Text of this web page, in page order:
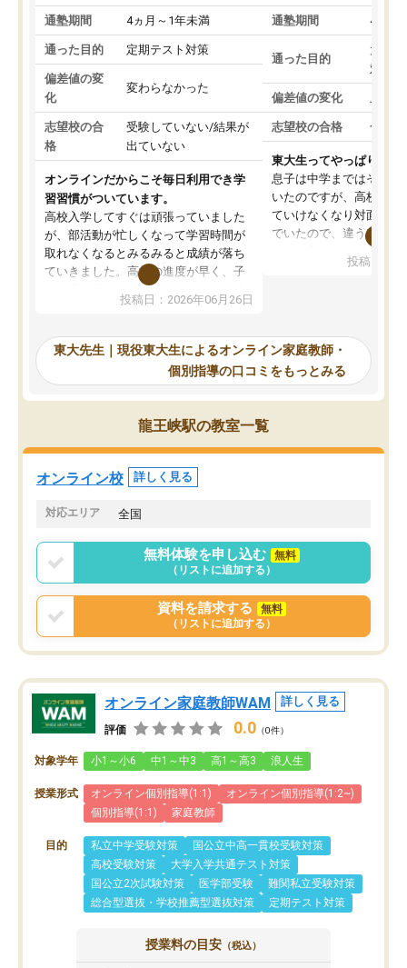
通塾期間 4ヵ月～1年未満
通った目的 定期テスト対策
偏差値の変
化
変わらなかった
志望校の合
格
受験していない/結果が
出ていない
オンラインだからこそ毎日利用でき学
習習慣がついています。
高校入学してすぐは頑張っていました
が、部活動が忙しくなって学習時間が
取れなくなるとみるみると成績が落ち
ていきました。高校の進度が早く、子
供も家に帰って勉強の話すると嫌な反
応を示します。東大先生にお願いして
れるので、親としても安心です。毎日
使える自習室とかもあり、わからない
ところがあれば先生が回答してくれる
のも重宝しています。
投稿日：2026年06月26日
通塾期間 4ヵ月
通った目的
大学
対策
偏差値の変化 上が
志望校の合格 合格
東大生ってやっぱりすご
息子は中学まではそこそ
いたのですが、高校に入
ていけなくなり対面の塾
でいたので、違うアプロ
で、当初は模試でD判定
自習室が毎日使えていつ
るのが心強かったよう
謝です。
投稿日：
東大先生｜現役東大生によるオンライン家庭教師・
個別指導の口コミをもっとみる
龍王峡駅の教室一覧
オンライン校 詳しく見る
対応エリア 全国
無料体験を申し込む
無料
（リストに追加する）
資料を請求する
無料
（リストに追加する）
オンライン家庭教師WAM 詳しく見る
評価 0.0 （0件）
対象学年 小1～小6 中1～中3 高1～高3 浪人生
授業形式 オンライン個別指導(1:1)
オンライン個別指導(1:2~)
個別指導(1:1)
家庭教師
目的 私立中学受験対策
国公立中高一貫校受験対策
高校受験対策
大学入学共通テスト対策
国公立2次試験対策
医学部受験
難関私立受験対策
総合型選抜・学校推薦型選抜対策
定期テスト対策
授業料の目安 （税込）